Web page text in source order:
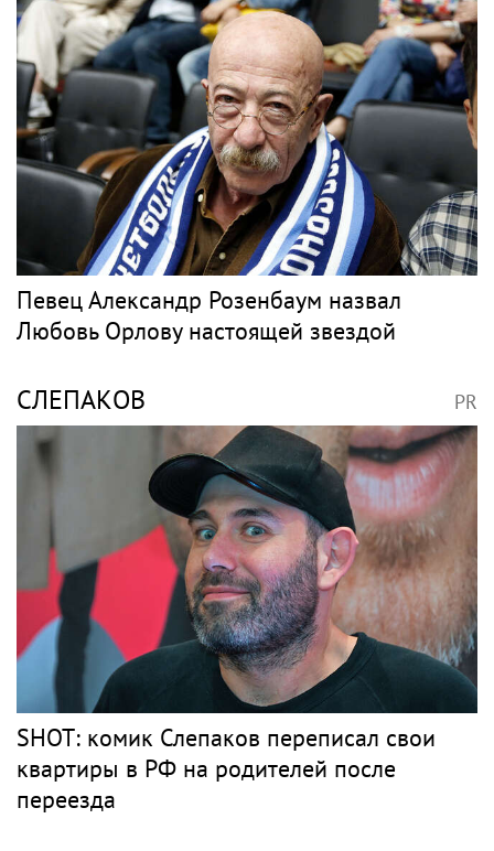
Певец Александр Розенбаум назвал
Любовь Орлову настоящей звездой
СЛЕПАКОВ PR
SHOT: комик Слепаков переписал свои
квартиры в РФ на родителей после
переезда